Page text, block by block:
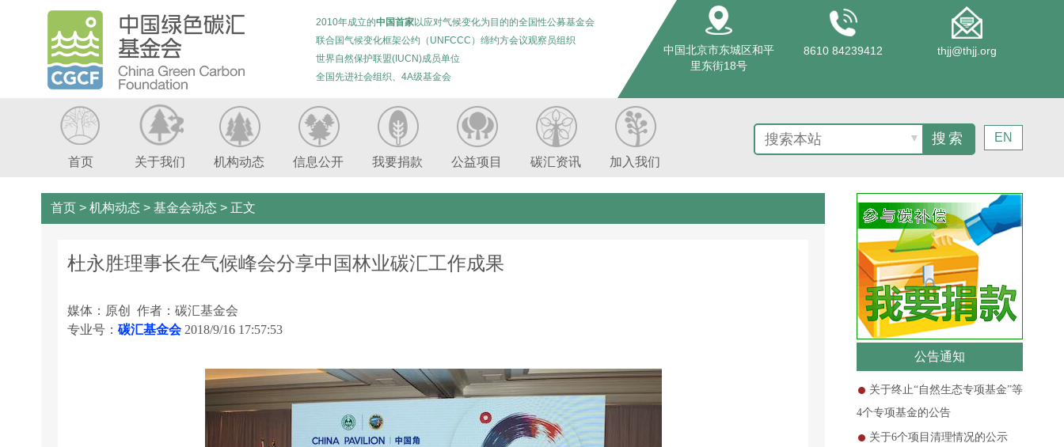
2010年成立的中国首家以应对气候变化为目的的全国性公募基金会
联合国气候变化框架公约（UNFCCC）缔约方会议观察员组织
世界自然保护联盟(IUCN)成员单位
全国先进社会组织、4A级基金会
中国北京市东城区和平
里东街18号
8610 84239412 thjj@thjj.org
首页 关于我们 机构动态 信息公开 我要捐款 公益项目 碳汇资讯 加入我们
▼ EN
首页 > 机构动态 > 基金会动态 > 正文
杜永胜理事长在气候峰会分享中国林业碳汇工作成果
媒体：原创 作者：碳汇基金会
专业号： 碳汇基金会 2018/9/16 17:57:53
公告通知
关于终止“自然生态专项基金”等
4个专项基金的公告
关于6个项目清理情况的公示